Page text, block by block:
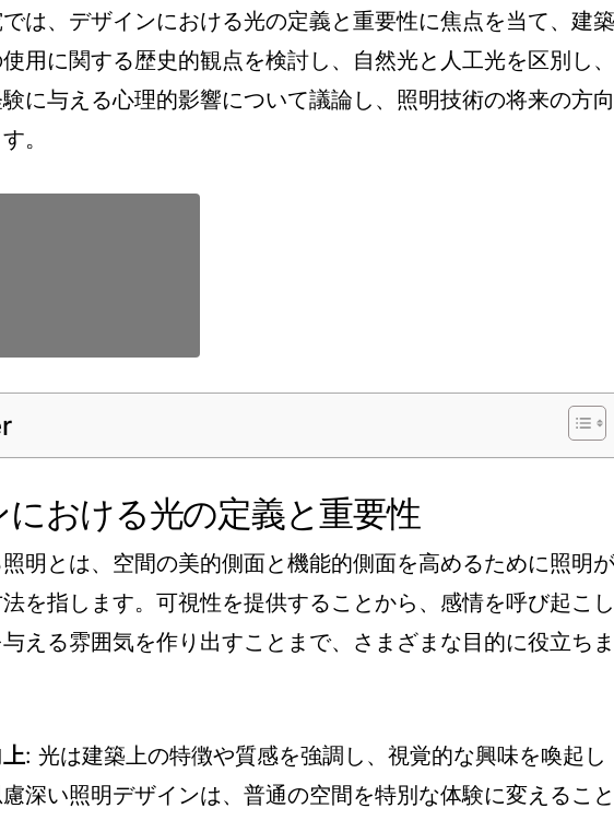
は、デザインにおける光の定義と重要性に焦点を当て、建築
用に関する歴史的観点を検討し、自然光と人工光を区別し、
に与える心理的影響について議論し、照明技術の将来の方向
。
おける光の定義と重要性
明とは、空間の美的側面と機能的側面を高めるために照明が
を指します。可視性を提供することから、感情を呼び起こし
える雰囲気を作り出すことまで、さまざまな目的に役立ちま
: 光は建築上の特徴や質感を強調し、視覚的な興味を喚起し
深い照明デザインは、普通の空間を特別な体験に変えること